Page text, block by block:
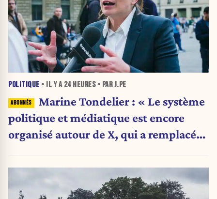
POLITIQUE • IL Y A 24 HEURES• PAR J.PE
Marine Tondelier : « Le système
politique et médiatique est encore
organisé autour de X, qui a remplacé